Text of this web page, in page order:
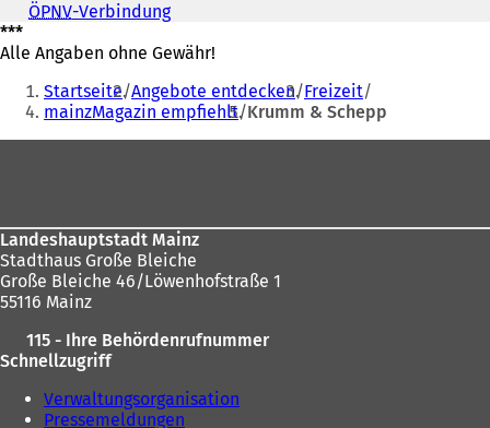
ÖPNV-Verbindung(
f
n
e
t
n
e
m
u
T
***
Alle Angaben ohne Gewähr!
Sie
befinden
sich
Startseite Angebote entdecken Freizeit
mainzMagazin empfiehlt Krumm & Schepp
Landeshauptstadt Mainz
Stadthaus Große Bleiche
Große Bleiche 46/Löwenhofstraße 1
55116 Mainz
115 - Ihre Behördenrufnummer
Schnellzugriff
Verwaltungsorganisation
Pressemeldungen